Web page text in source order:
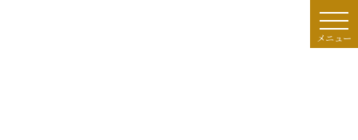
メニュー